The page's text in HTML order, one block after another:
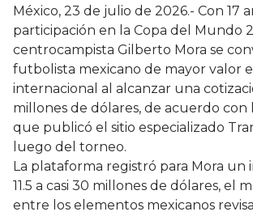
México, 23 de julio de 2026.- Con 17
participación en la Copa del Mundo
centrocampista Gilberto Mora se
futbolista mexicano de mayor valor
internacional al alcanzar una
millones de dólares, de acuerdo con
que publicó el sitio especializado
luego del torneo.
La plataforma registró para Mora un
11.5 a casi 30 millones de dólares, el
entre los elementos mexicanos